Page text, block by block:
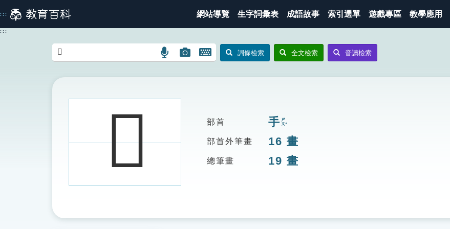
到
主
::: 網站導覽 生字詞彙表 成語故事 索引選單 遊戲專區 教學應用
:::
語
搜
圖
圖
搜
開
鍵
詞條檢索 全文檢索 音讀檢索
𢸦 部首 手ㄕㄡˇ
部首外筆畫 16 畫
總筆畫 19 畫